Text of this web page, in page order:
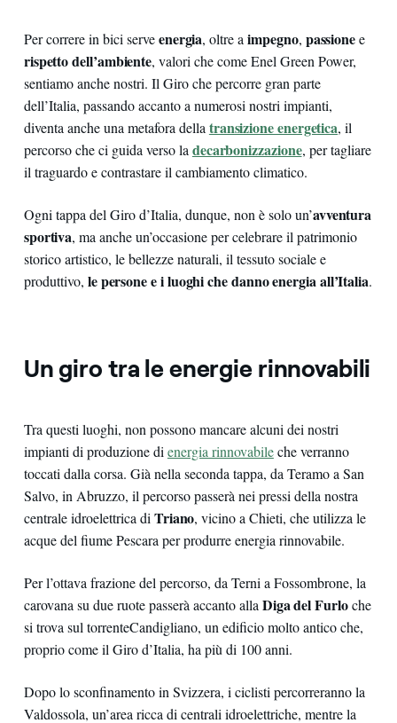
Per correre in bici serveenergia, oltre aimpegno, passionee
rispetto dell’ambiente, valori che come Enel Green Power,
sentiamo anche nostri. Il Giro che percorre gran parte
dell’Italia, passando accanto a numerosi nostri impianti,
diventa anche una metafora della transizione energetica, il
percorso che ci guida verso la decarbonizzazione, per tagliare
il traguardo e contrastare il cambiamento climatico.
Ogni tappa del Giro d’Italia, dunque, non è solo un’avventura
sportiva, ma anche un’occasione per celebrare il patrimonio
storico artistico, le bellezze naturali, il tessuto sociale e
produttivo, le persone ei luoghi che danno energia all’Italia.
Un giro tra le energie rinnovabili
Tra questi luoghi, non possono mancare alcuni dei nostri
impianti di produzione di energia rinnovabileche verranno
toccati dalla corsa. Già nella seconda tappa, da Teramo a San
Salvo, in Abruzzo, il percorso passerà nei pressi della nostra
centrale idroelettrica di Triano, vicino a Chieti, che utilizza le
acque del fiume Pescara per produrre energia rinnovabile.
Per l’ottava frazione del percorso, da Terni a Fossombrone, la
carovana su due ruote passerà accanto alla Diga del Furloche
si trova sul torrenteCandigliano, un edificio molto antico che,
proprio come il Giro d’Italia, ha più di 100 anni.
Dopo lo sconfinamento in Svizzera, i ciclisti percorreranno la
Valdossola, un’area ricca di centrali idroelettriche, mentre la